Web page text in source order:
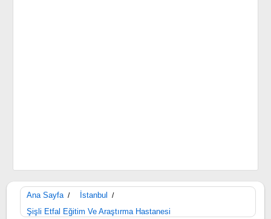
Ana Sayfa / İstanbul /
Şişli Etfal Eğitim Ve Araştırma Hastanesi